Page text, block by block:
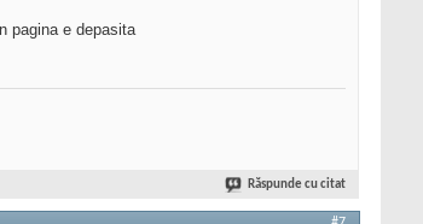
pagina e depasita
Răspunde cu citat